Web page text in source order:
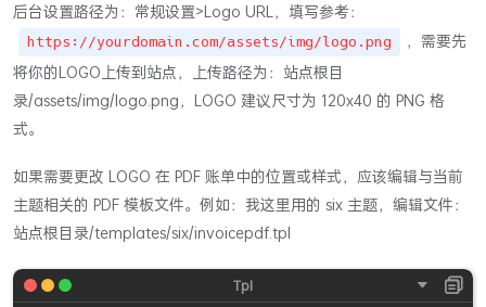
后台设置路径为：常规设置>Logo URL，填写参考：
https://yourdomain.com/assets/img/logo.png
，需要先
将你的LOGO上传到站点，上传路径为：站点根目
录/assets/img/logo.png，LOGO 建议尺寸为 120x40 的 PNG 格
式。
如果需要更改 LOGO 在 PDF 账单中的位置或样式，应该编辑与当前
主题相关的 PDF 模板文件。例如：我这里用的 six 主题，编辑文件：
站点根目录/templates/six/invoicepdf.tpl